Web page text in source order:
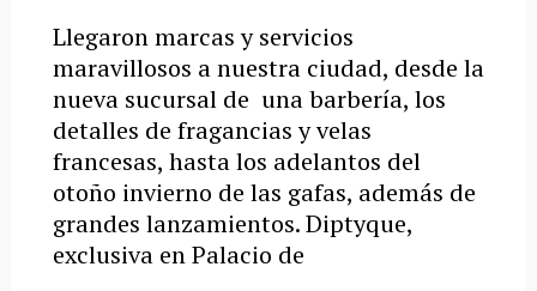
Llegaron marcas y servicios
maravillosos a nuestra ciudad, desde la
nueva sucursal de una barbería, los
detalles de fragancias y velas
francesas, hasta los adelantos del
otoño invierno de las gafas, además de
grandes lanzamientos. Diptyque,
exclusiva en Palacio de